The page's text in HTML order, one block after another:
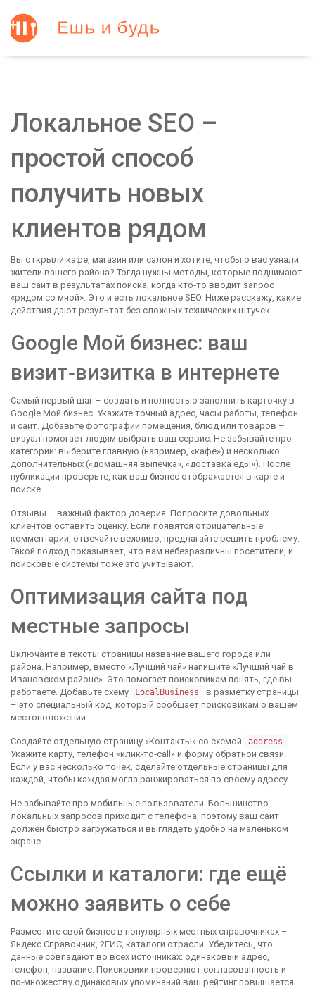
Локальное SEO –
простой способ
получить новых
клиентов рядом
Вы открыли кафе, магазин или салон и хотите, чтобы о вас узнали
жители вашего района? Тогда нужны методы, которые поднимают
ваш сайт в результатах поиска, когда кто‑то вводит запрос
«рядом со мной». Это и есть локальное SEO. Ниже расскажу, какие
действия дают результат без сложных технических штучек.
Google Мой бизнес: ваш
визит‑визитка в интернете
Самый первый шаг – создать и полностью заполнить карточку в
Google Мой бизнес. Укажите точный адрес, часы работы, телефон
и сайт. Добавьте фотографии помещения, блюд или товаров –
визуал помогает людям выбрать ваш сервис. Не забывайте про
категории: выберите главную (например, «кафе») и несколько
дополнительных («домашняя выпечка», «доставка еды»). После
публикации проверьте, как ваш бизнес отображается в карте и
поиске.
Отзывы – важный фактор доверия. Попросите довольных
клиентов оставить оценку. Если появятся отрицательные
комментарии, отвечайте вежливо, предлагайте решить проблему.
Такой подход показывает, что вам небезразличны посетители, и
поисковые системы тоже это учитывают.
Оптимизация сайта под
местные запросы
Включайте в тексты страницы название вашего города или
района. Например, вместо «Лучший чай» напишите «Лучший чай в
Ивановском районе». Это помогает поисковикам понять, где вы
работаете. Добавьте схему
LocalBusiness
в разметку страницы
– это специальный код, который сообщает поисковикам о вашем
местоположении.
Создайте отдельную страницу «Контакты» со схемой address
.
Укажите карту, телефон «клик‑тo‑call» и форму обратной связи.
Если у вас несколько точек, сделайте отдельные страницы для
каждой, чтобы каждая могла ранжироваться по своему адресу.
Не забывайте про мобильные пользователи. Большинство
локальных запросов приходит с телефона, поэтому ваш сайт
должен быстро загружаться и выглядеть удобно на маленьком
экране.
Ссылки и каталоги: где ещё
можно заявить о себе
Разместите свой бизнес в популярных местных справочниках –
Яндекс.Справочник, 2ГИС, каталоги отрасли. Убедитесь, что
данные совпадают во всех источниках: одинаковый адрес,
телефон, название. Поисковики проверяют согласованность и
по‑множеству одинаковых упоминаний ваш рейтинг повышается.